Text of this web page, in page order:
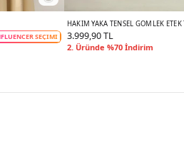
SEÇİMİ
HAKIM YAKA TENSEL GÖMLEK
3.999,90 TL
2. Üründe %70 İndirim